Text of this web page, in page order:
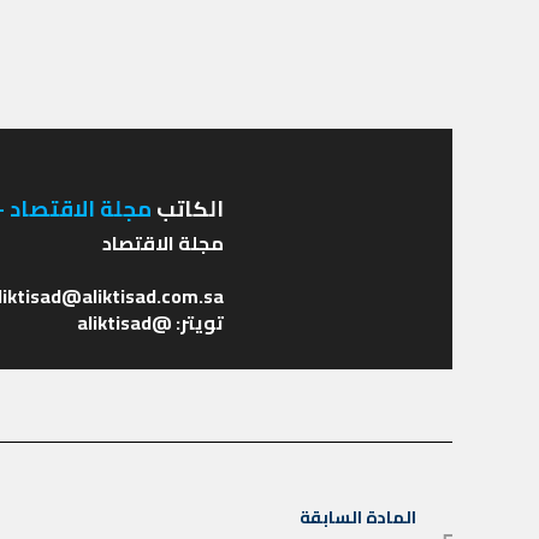
الكاتبمجلة الاقتصاد
تويتر: @aliktisad
المادة السابقة